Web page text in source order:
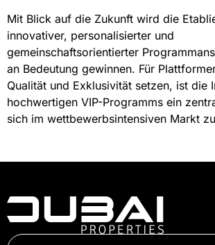
Mit Blick auf die Zukunft wird die
innovativer, personalisierter und
gemeinschaftsorientierter
an Bedeutung gewinnen. Für
Qualität und Exklusivität setzen, ist die
hochwertigen VIP-Programms ein
sich im wettbewerbsintensiven Markt